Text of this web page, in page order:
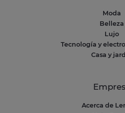
Moda
Belleza
Lujo
Tecnología y
Casa y
Acerca de